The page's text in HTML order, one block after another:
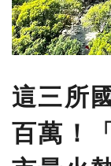
這三所
百萬！